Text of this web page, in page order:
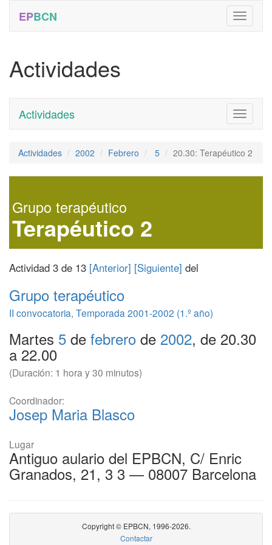
EPBCN
Actividades
Toggle
Actividades
Actividades 2002 Febrero 5 20.30: Terapéutico 2
Grupo terapéutico
Terapéutico 2
Actividad 3 de 13 [Anterior] [Siguiente] del
Grupo terapéutico
II convocatoria, Temporada 2001-2002 (1.º año)
Martes 5 de febrero de 2002, de 20.30
a 22.00
(Duración: 1 hora y 30 minutos)
Coordinador:
Josep Maria Blasco
Lugar
Antiguo aulario del EPBCN, C/ Enric
Granados, 21, 3 3 — 08007 Barcelona
Copyright © EPBCN, 1996-2026.
Contactar